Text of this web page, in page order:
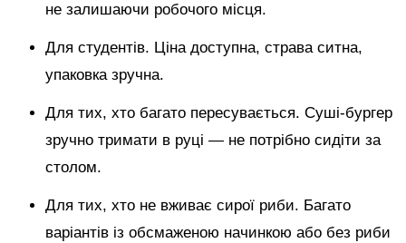
не залишаючи робочого місця.
Для студентів. Ціна доступна, страва ситна,
упаковка зручна.
Для тих, хто багато пересувається. Суші-бургер
зручно тримати в руці — не потрібно сидіти за
столом.
Для тих, хто не вживає сирої риби. Багато
варіантів із обсмаженою начинкою або без риби